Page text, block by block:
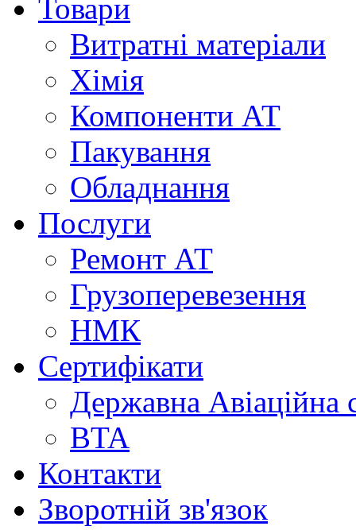
Товари
Витратні матеріали
Хімія
Компоненти АТ
Пакування
Обладнання
Послуги
Ремонт АТ
Грузоперевезення
НМК
Сертифікати
Державна Авіаційна
BTA
Контакти
Зворотній зв'язок